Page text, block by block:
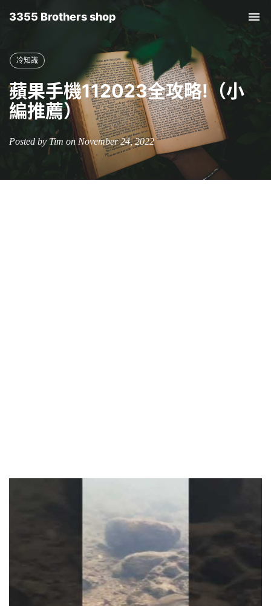
3355 Brothers shop
冷知識
蘋果手機112023全攻略!（小
編推薦）
Posted by Tim on November 24, 2022